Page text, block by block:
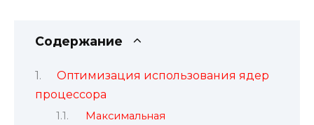
Содержание
Оптимизация использования ядер
процессора
Максимальная